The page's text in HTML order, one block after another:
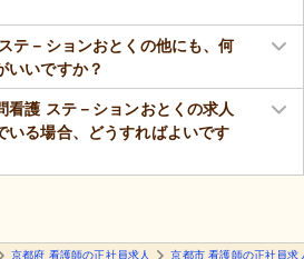
テ－ションおとくの他にも、何
いいですか？
看護 ステ－ションおとくの求人
いる場合、どうすればよいです
京都府 看護師の正社員求人 京都市 看護師の正社員求